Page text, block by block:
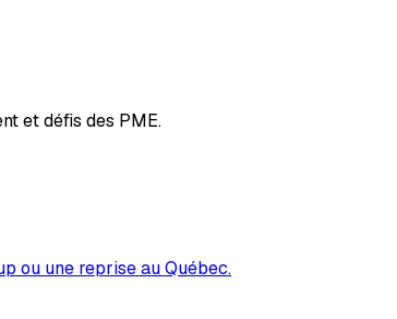
et défis des PME.
ou une reprise au Québec.